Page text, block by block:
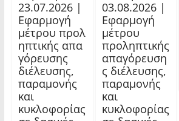
23.07.2026 |
Εφαρμογή
μέτρου προλ
ηπτικής απα
γόρευσης
διέλευσης,
παραμονής
και
κυκλοφορίας
03.08.2026 |
Εφαρμογή
μέτρου
προληπτικής
απαγόρευση
ς διέλευσης,
παραμονής
και
κυκλοφορίας